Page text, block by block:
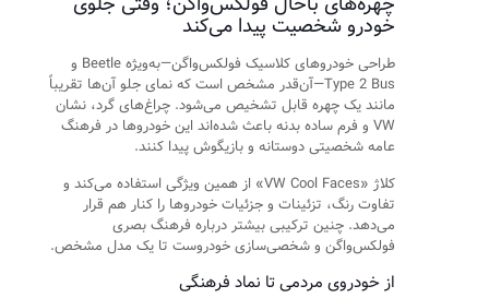
خودرو شخصیت پیدا می‌کند
طراحی خودروهای کلاسیک فولکس‌واگن—به‌ویژه Beetle و
Type 2 Bus—آن‌قدر مشخص است که نمای جلو آن‌ها تقریباً
مانند یک چهره قابل تشخیص می‌شود. چراغ‌های گرد، نشان
VW و فرم ساده بدنه باعث شده‌اند این خودروها در فرهنگ
عامه شخصیتی دوستانه و بازیگوش پیدا کنند.
کلاژ «VW Cool Faces» از همین ویژگی استفاده می‌کند و
تفاوت رنگ، تزئینات و جزئیات خودروها را کنار هم قرار
می‌دهد. چنین ترکیبی بیشتر درباره فرهنگ بصری
فولکس‌واگن و شخصی‌سازی خودروست تا یک مدل مشخص.
از خودروی مردمی تا نماد فرهنگی